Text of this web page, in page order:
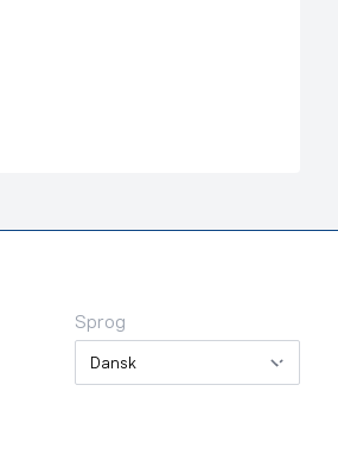
Sprog
Sprog